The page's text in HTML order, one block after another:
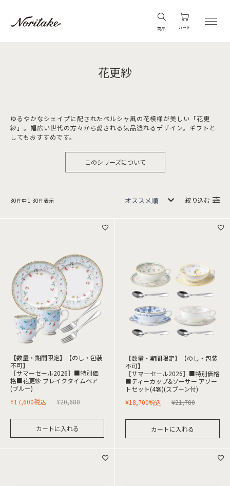
商品 カート
花更紗
ゆるやかなシェイプに配されたペルシャ風の花模様が美しい「花更
紗」。幅広い世代の方々から愛される気品溢れるデザイン。ギフトと
してもおすすめです。
このシリーズについて
30件中 1 -30件表示 絞り込む
【数量・期間限定】【のし・包装
不可】
［サマーセール2026］■特別価
格■花更紗 ブレイクタイムペア
(ブルー)
¥20,680
¥17,600税込
カートに入れる
【数量・期間限定】【のし・包装
不可】
［サマーセール2026］■特別価格
■ティーカップ&ソーサー アソー
トセット(4客)(スプーン付)
¥21,780
¥18,700税込
カートに入れる